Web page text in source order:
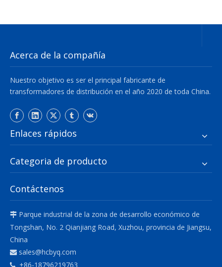
Acerca de la compañía
Nuestro objetivo es ser el principal fabricante de
transformadores de distribución en el año 2020 de toda China.
Enlaces rápidos
Categoria de producto
Contáctenos
 Parque industrial de la zona de desarrollo económico de
Tongshan, No. 2 Qianjiang Road, Xuzhou, provincia de Jiangsu,
China
 sales@hcbyq.com
 +86-18796219763